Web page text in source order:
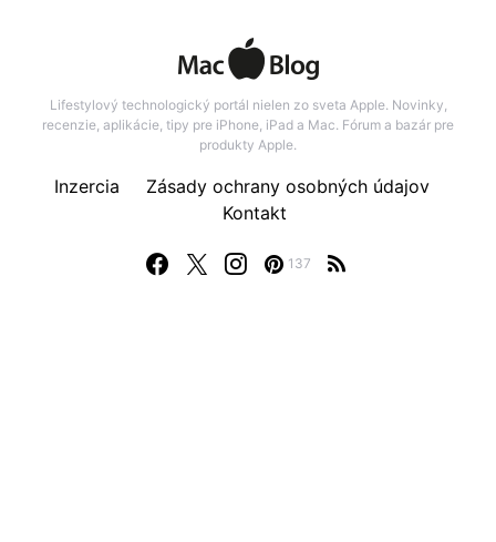
Lifestylový technologický portál nielen zo sveta Apple. Novinky,
recenzie, aplikácie, tipy pre iPhone, iPad a Mac. Fórum a bazár pre
produkty Apple.
137
Inzercia
Zásady ochrany osobných údajov
Kontakt